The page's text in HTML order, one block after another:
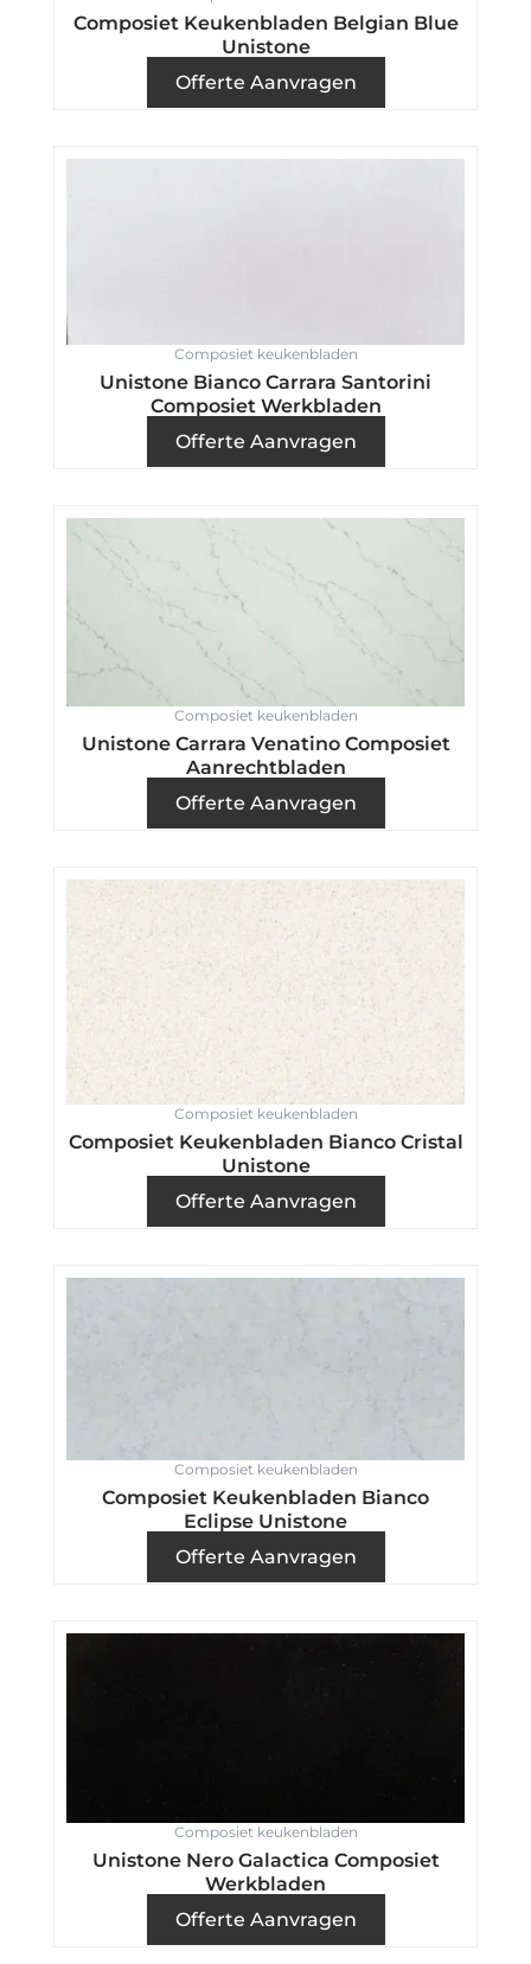
Composiet Keukenbladen Belgian Blue
Unistone
Offerte Aanvragen
Composiet keukenbladen
Unistone Bianco Carrara Santorini
Composiet Werkbladen
Offerte Aanvragen
Composiet keukenbladen
Unistone Carrara Venatino Composiet
Aanrechtbladen
Offerte Aanvragen
Composiet keukenbladen
Composiet Keukenbladen Bianco Cristal
Unistone
Offerte Aanvragen
Composiet keukenbladen
Composiet Keukenbladen Bianco
Eclipse Unistone
Offerte Aanvragen
Composiet keukenbladen
Unistone Nero Galactica Composiet
Werkbladen
Offerte Aanvragen